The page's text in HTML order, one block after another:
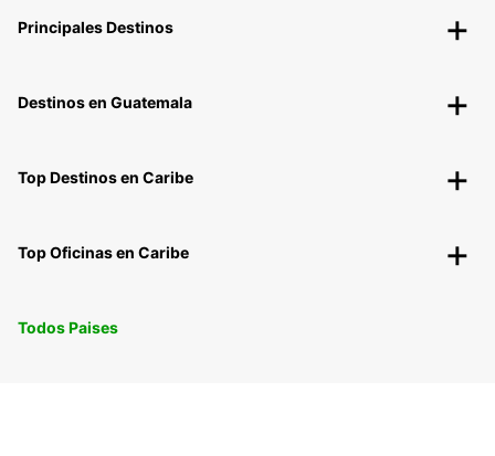
Principales Destinos
Destinos en Guatemala
Top Destinos en Caribe
Top Oficinas en Caribe
Todos Paises